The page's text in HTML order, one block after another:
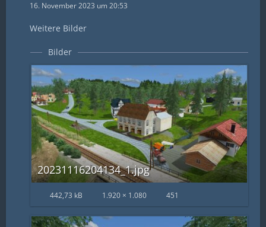
16. November 2023 um 20:53
Weitere Bilder
Bilder
20231116204134_1.jpg
442,73 kB 1.920 × 1.080 451